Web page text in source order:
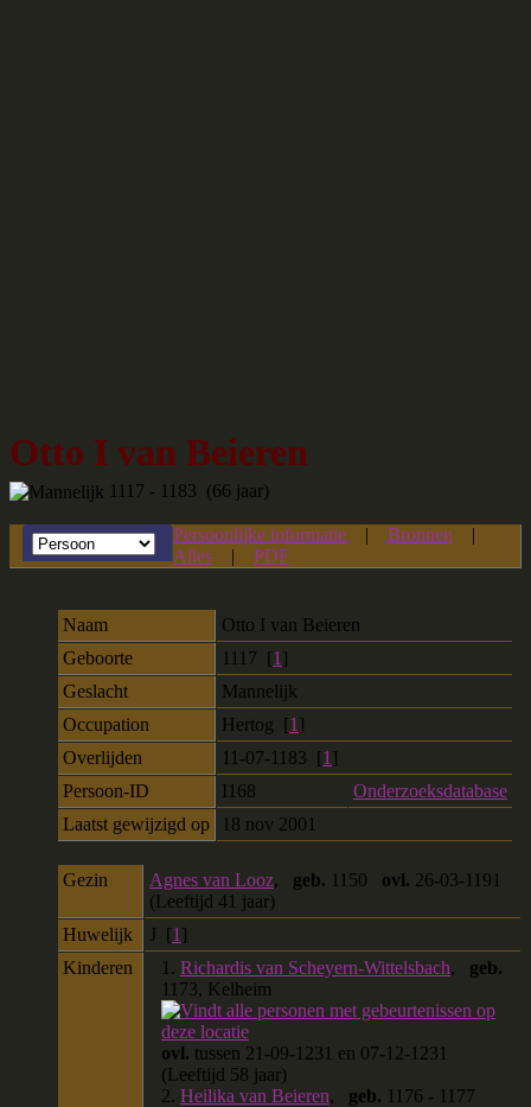
Otto I van Beieren
1117 - 1183 (66 jaar)
Persoonlijke informatie | Bronnen |
Alles | PDF
Naam Otto I van Beieren
Geboorte
1117 [1]
Geslacht
Mannelijk
Occupation
Hertog [1]
Overlijden
11-07-1183 [1]
Persoon-ID
I168
Onderzoeksdatabase
Laatst gewijzigd op
18 nov 2001
Gezin Agnes van Looz, geb. 1150 ovl. 26-03-1191
(Leeftijd 41 jaar)
Huwelijk
J [1]
Kinderen
1. Richardis van Scheyern-Wittelsbach, geb.
1173, Kelheim
ovl. tussen 21-09-1231 en 07-12-1231
(Leeftijd 58 jaar)
2. Heilika van Beieren, geb. 1176 - 1177